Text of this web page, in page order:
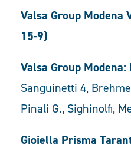
Valsa Group
15-9)
Valsa Group Modena:
Sanguinetti 4,
Pinali G., Sighinolfi,
Gioiella Prisma